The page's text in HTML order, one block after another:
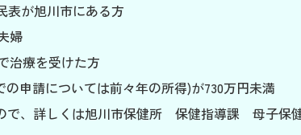
表が旭川市にある方
婦
治療を受けた方
申請については前々年の所得)が730万円未満
で、詳しくは旭川市保健所 保健指導課 母子保健